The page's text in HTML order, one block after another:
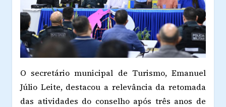
O secretário municipal de Turismo, Emanuel
Júlio Leite, destacou a relevância da retomada
das atividades do conselho após três anos de